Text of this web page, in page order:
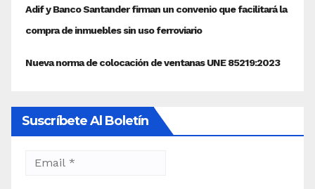
Suscríbete Al Boletín